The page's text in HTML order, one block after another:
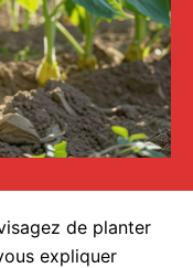
de planter
expliquer